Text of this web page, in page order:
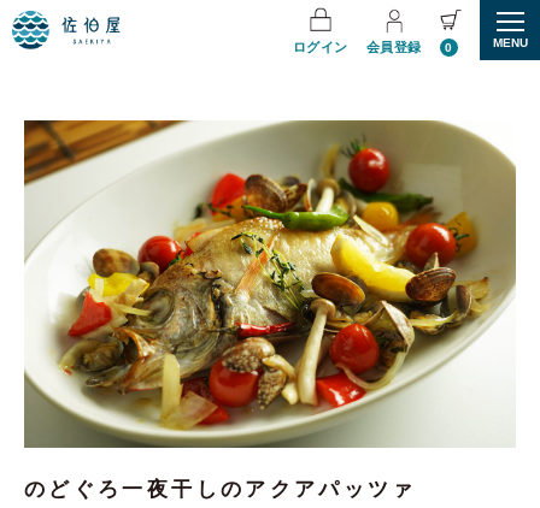
ログイン 会員登録 0 MENU
のどぐろ一夜干しのアクアパッツァ